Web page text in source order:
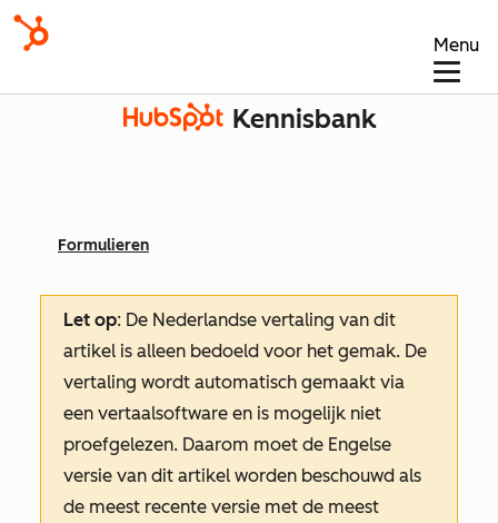
Menu
Kennisbank
Formulieren
Let op: De Nederlandse vertaling van dit
artikel is alleen bedoeld voor het gemak. De
vertaling wordt automatisch gemaakt via
een vertaalsoftware en is mogelijk niet
proefgelezen. Daarom moet de Engelse
versie van dit artikel worden beschouwd als
de meest recente versie met de meest